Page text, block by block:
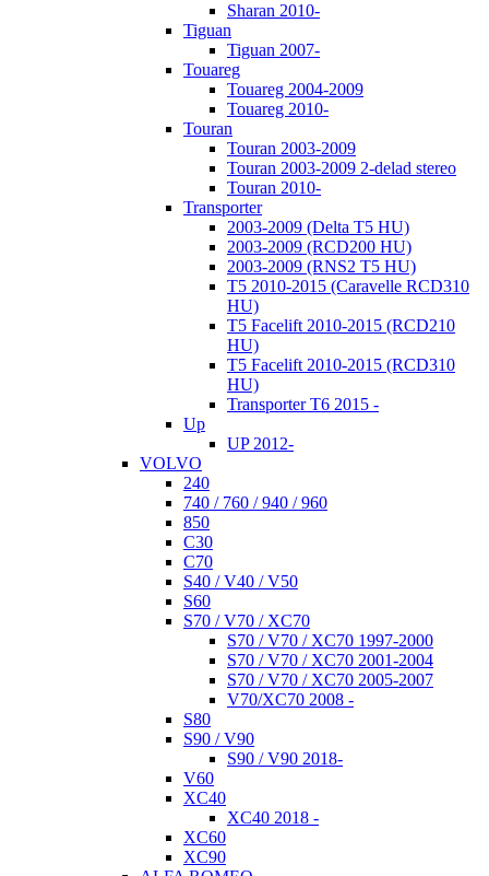
Sharan 2010-
Tiguan
Tiguan 2007-
Touareg
Touareg 2004-2009
Touareg 2010-
Touran
Touran 2003-2009
Touran 2003-2009 2-delad stereo
Touran 2010-
Transporter
2003-2009 (Delta T5 HU)
2003-2009 (RCD200 HU)
2003-2009 (RNS2 T5 HU)
T5 2010-2015 (Caravelle RCD310
HU)
T5 Facelift 2010-2015 (RCD210
HU)
T5 Facelift 2010-2015 (RCD310
HU)
Transporter T6 2015 -
Up
UP 2012-
VOLVO
240
740 / 760 / 940 / 960
850
C30
C70
S40 / V40 / V50
S60
S70 / V70 / XC70
S70 / V70 / XC70 1997-2000
S70 / V70 / XC70 2001-2004
S70 / V70 / XC70 2005-2007
V70/XC70 2008 -
S80
S90 / V90
S90 / V90 2018-
V60
XC40
XC40 2018 -
XC60
XC90